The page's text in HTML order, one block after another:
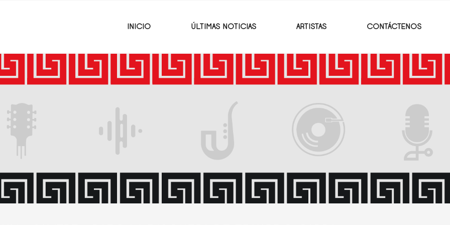
INICIO ÚLTIMAS NOTICIAS ARTISTAS CONTÁCTENOS